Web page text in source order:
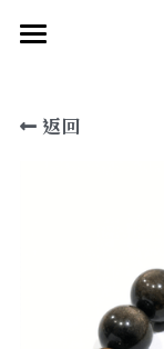
尋找你的祝福
【項鍊】
【手鍊款
天然水晶
水晶必備
登錄/註
返回所有商品分類
所有博客分類